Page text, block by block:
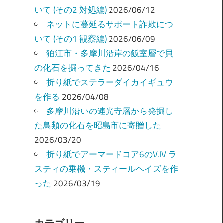
いて (その2 対処編) 2026/06/12
ネットに蔓延るサポート詐欺につ
いて (その1 観察編) 2026/06/09
狛江市・多摩川沿岸の飯室層で貝
の化石を掘ってきた 2026/04/16
折り紙でステラーダイカイギュウ
を作る 2026/04/08
多摩川沿いの連光寺層から発掘し
た鳥類の化石を昭島市に寄贈した
2026/03/20
折り紙でアーマードコア6のV.IV ラ
スティの乗機・スティールヘイズを作
った 2026/03/19